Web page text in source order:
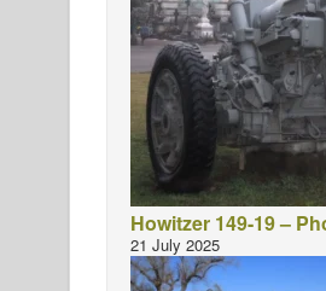
Howitzer 149-19 –
21 July 2025